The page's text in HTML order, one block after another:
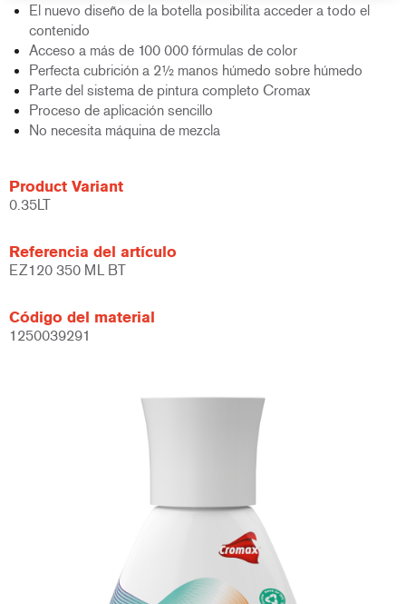
El nuevo diseño de la botella posibilita acceder a todo el
contenido
Acceso a más de 100 000 fórmulas de color
Perfecta cubrición a 2½ manos húmedo sobre húmedo
Parte del sistema de pintura completo Cromax
Proceso de aplicación sencillo
No necesita máquina de mezcla
Product Variant
0.35LT
Referencia del artículo
EZ120 350 ML BT
Código del material
1250039291